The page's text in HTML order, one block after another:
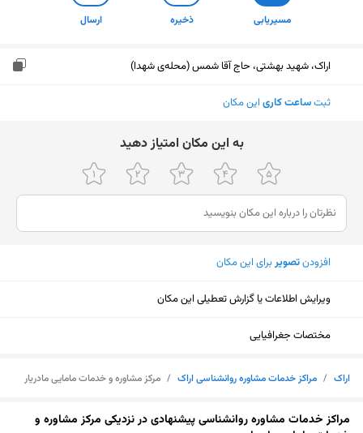
مسیریابی ذخیره ارسال
اراک، شهید بهشتی، حاج آقا شمس (محله‌ی شهدا)
ثبتساعت کاری این مکان
ﺑﻪ اﯾﻦ ﻣﮑﺎن اﻣﺘﯿﺎز دﻫﯿﺪ
افزودنتصویربرای این مکان
ویرایش اطلاعات یا گزارش تعطیلی این مکان
مختصات جغرافیایی
اراک / مراکز خدمات مشاوره روانشناسی اراک / مرکز مشاوره و خدمات مامایی مادریار
مراکز خدمات مشاوره روانشناسی پیشنهادی در نزدیکی مرکز مشاوره و